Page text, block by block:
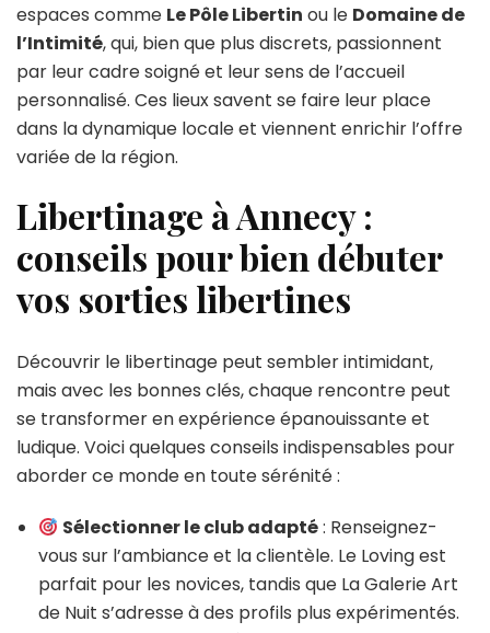
espaces comme Le Pôle Libertin ou le Domaine de
l’Intimité, qui, bien que plus discrets, passionnent
par leur cadre soigné et leur sens de l’accueil
personnalisé. Ces lieux savent se faire leur place
dans la dynamique locale et viennent enrichir l’offre
variée de la région.
Libertinage à Annecy :
conseils pour bien débuter
vos sorties libertines
Découvrir le libertinage peut sembler intimidant,
mais avec les bonnes clés, chaque rencontre peut
se transformer en expérience épanouissante et
ludique. Voici quelques conseils indispensables pour
aborder ce monde en toute sérénité :
Sélectionner le club adapté: Renseignez-
vous sur l’ambiance et la clientèle. Le Loving est
parfait pour les novices, tandis que La Galerie Art
de Nuit s’adresse à des profils plus expérimentés.